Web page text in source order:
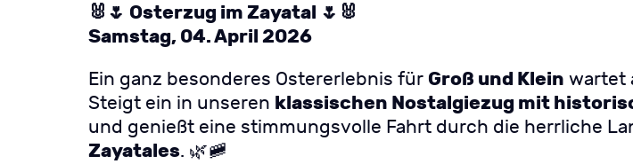
🐰🌷 Osterzug im Zayatal 🌷🐰
Samstag, 04. April 2026
Ein ganz besonderes Ostererlebnis für Groß und Klein wartet
Steigt ein in unseren klassischen Nostalgiezug mit
und genießt eine stimmungsvolle Fahrt durch die herrliche
Zayatales. 🌿🚞